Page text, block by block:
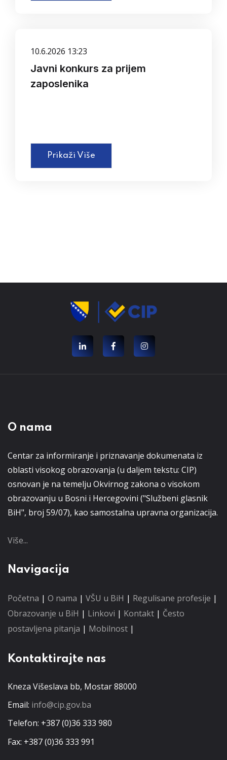
10.6.2026 13:23
Javni konkurs za prijem
zaposlenika
Prikaži Više
O nama
Centar za informiranje i priznavanje dokumenata iz
oblasti visokog obrazovanja (u daljem tekstu: CIP)
osnovan je na temelju Okvirnog zakona o visokom
obrazovanju u Bosni i Hercegovini ("Službeni glasnik
BiH", broj 59/07), kao samostalna upravna organizacija.
Više...
Navigacija
Početna | O nama | VŠU u BiH | Regulisane profesije |
Obrazovanje u BiH | Linkovi | Kontakt | Često
postavljena pitanja | Mobilnost |
Kontaktirajte nas
Kneza Višeslava bb, Mostar 88000
Email: info@cip.gov.ba
Telefon: +387 (0)36 333 980
Fax: +387 (0)36 333 991